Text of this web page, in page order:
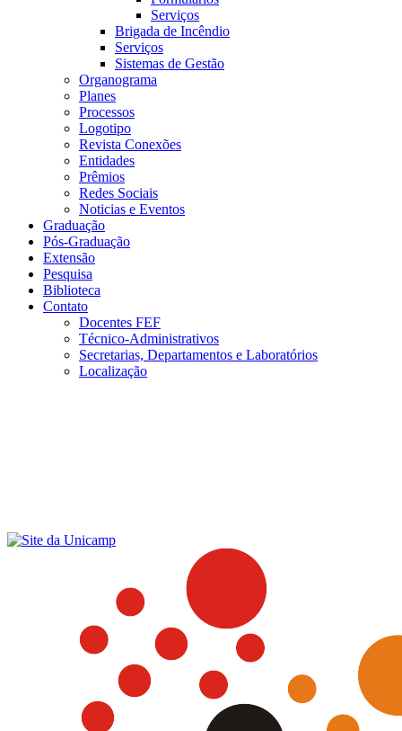
Serviços
Brigada de Incêndio
Serviços
Sistemas de Gestão
Organograma
Planes
Processos
Logotipo
Revista Conexões
Entidades
Prêmios
Redes Sociais
Noticias e Eventos
Graduação
Pós-Graduação
Extensão
Pesquisa
Biblioteca
Contato
Docentes FEF
Técnico-Administrativos
Secretarias, Departamentos e Laboratórios
Localização